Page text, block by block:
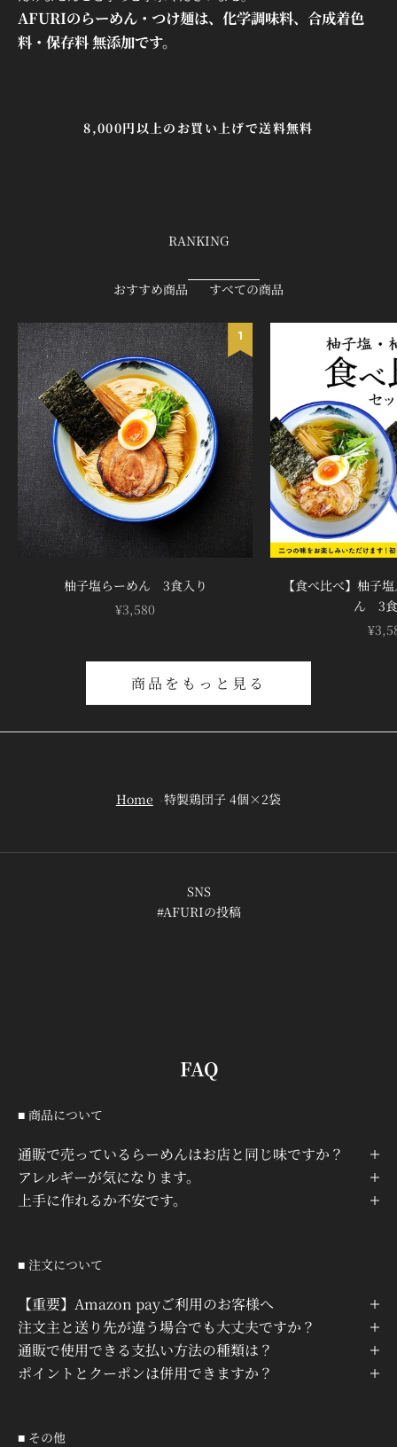
¡
AFURIのらーめん・つけ麺は、化学調味料、合成着色
料・保存料 無添加です。
8,000円以上のお買い上げで送料無料
RANKING
おすすめ商品 すべての商品
1
柚子塩らーめん 3食入り
セール価格
¥3,580
【食べ比べ】柚子
ん 3
セー
商品をもっと見る
Home 特製鶏団子 4個×2袋
SNS
#AFURIの投稿
FAQ
■ 商品について
通販で売っているらーめんはお店と同じ味ですか？
アレルギーが気になります。
上手に作れるか不安です。
■ 注文について
【重要】Amazon payご利用のお客様へ
注文主と送り先が違う場合でも大丈夫ですか？
通販で使用できる支払い方法の種類は？
ポイントとクーポンは併用できますか？
■ その他